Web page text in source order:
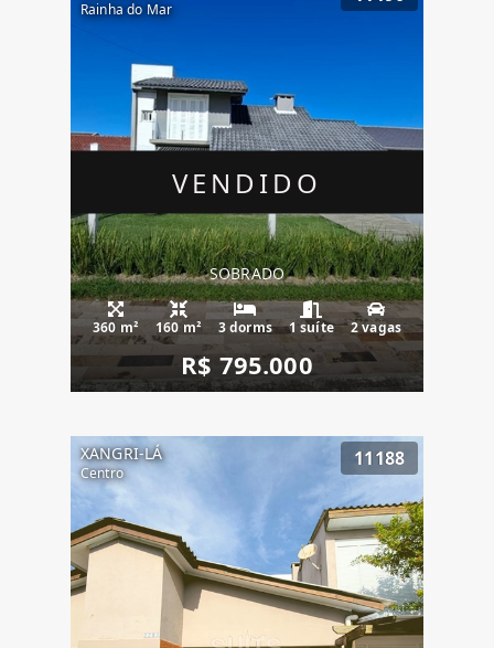
VENDIDO
Rainha do Mar
SOBRADO
360 m² 160 m² 3 dorms 1 suíte 2 vagas
R$ 795.000
XANGRI-LÁ
Centro
11188